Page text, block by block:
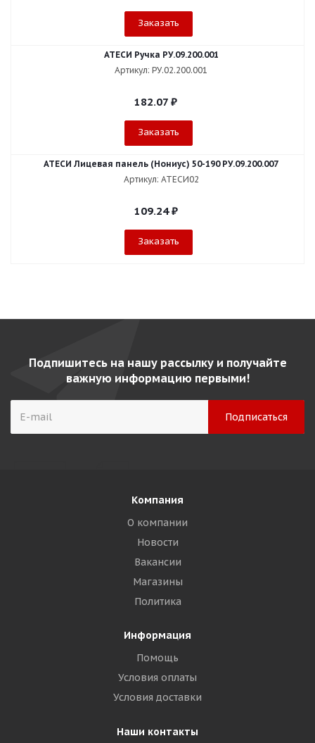
Заказать
АТЕСИ Ручка РУ.09.200.001
Артикул: РУ.02.200.001
182.07 ₽
Заказать
АТЕСИ Лицевая панель (Нониус) 50-190 РУ.09.200.007
Артикул: АТЕСИ02
109.24₽
Заказать
Подпишитесь на нашу рассылку и получайте
важную информацию первыми!
Компания
О компании
Новости
Вакансии
Магазины
Политика
Информация
Помощь
Условия оплаты
Условия доставки
Наши контакты